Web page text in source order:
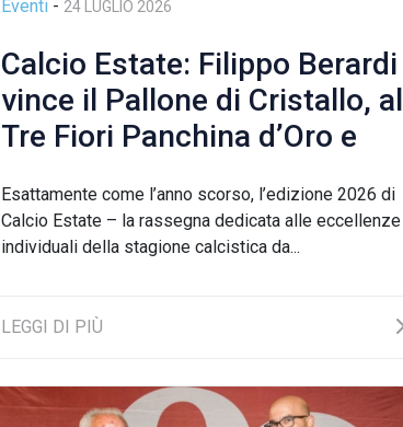
Eventi - 24 LUGLIO 2026
Calcio Estate: Filippo Berardi
vince il Pallone di Cristallo, al
Tre Fiori Panchina d’Oro e
Esattamente come l’anno scorso, l’edizione 2026 di
Calcio Estate – la rassegna dedicata alle eccellenze
individuali della stagione calcistica da...
LEGGI DI PIÙ